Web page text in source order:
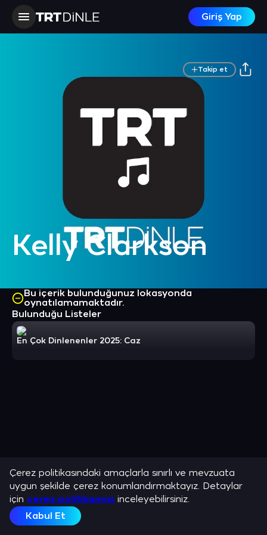
Giriş Yap
Kelly Clarkson
Takip et
Bu içerik bulunduğunuz lokasyonda
oynatılamamaktadır.
Bulunduğu Listeler
En Çok Dinlenenler 2025: Caz
Çerez politikasındaki amaçlarla sınırlı ve mevzuata
uygun şekilde çerez konumlandırmaktayız. Detaylar
için çerez politikamızı inceleyebilirsiniz.
Kabul Et